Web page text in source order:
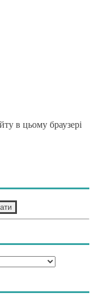
в цьому браузері